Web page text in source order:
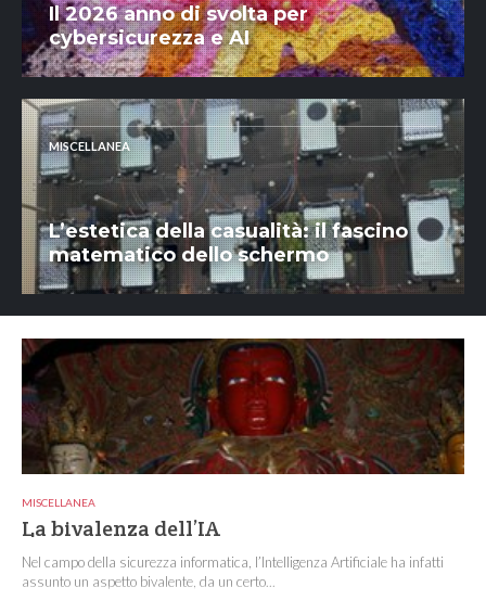
Il 2026 anno di svolta per
cybersicurezza e AI
MISCELLANEA
L’estetica della casualità: il fascino
matematico dello schermo
MISCELLANEA
La bivalenza dell’IA
Nel campo della sicurezza informatica, l’Intelligenza Artificiale ha infatti
assunto un aspetto bivalente, da un certo...